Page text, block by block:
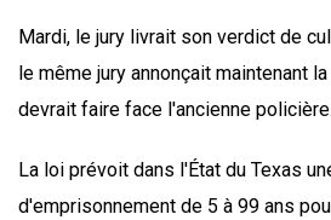
Mardi, le jury livrait son verdict de
le même jury annonçait maintenant
devrait faire face l'ancienne policière.
La loi prévoit dans l'État du Texas
d'emprisonnement de 5 à 99 ans